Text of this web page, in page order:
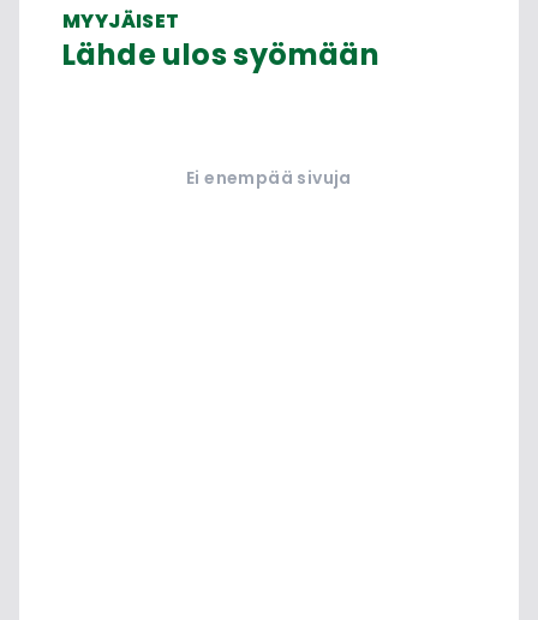
MYYJÄISET
Lähde ulos syömään
Ei enempää sivuja